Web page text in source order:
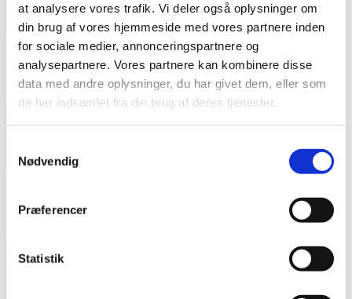
at analysere vores trafik. Vi deler også oplysninger om
din brug af vores hjemmeside med vores partnere inden
for sociale medier, annonceringspartnere og
analysepartnere. Vores partnere kan kombinere disse
data med andre oplysninger, du har givet dem, eller som
de har indsamlet fra din brug af deres tjenester.
Nødvendig
Præferencer
Statistik